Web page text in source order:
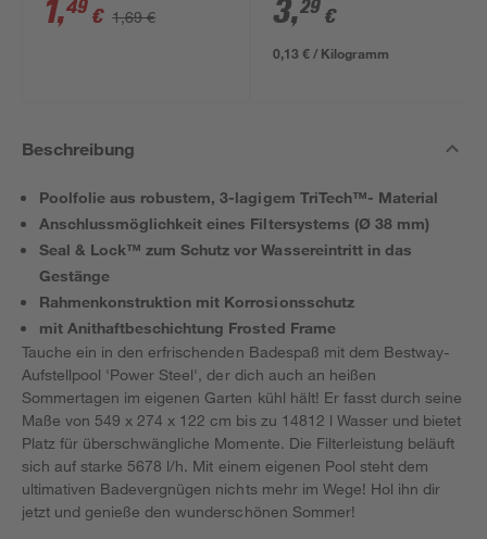
1,49 € 1,69 € 3,29 €
0,13 € / Kilogramm
Beschreibung
Poolfolie aus robustem, 3-lagigem TriTech™- Material
Anschlussmöglichkeit eines Filtersystems (Ø 38 mm)
Seal & Lock™ zum Schutz vor Wassereintritt in das
Gestänge
Rahmenkonstruktion mit Korrosionsschutz
mit Anithaftbeschichtung Frosted Frame
Tauche ein in den erfrischenden Badespaß mit dem Bestway-
Aufstellpool 'Power Steel', der dich auch an heißen
Sommertagen im eigenen Garten kühl hält! Er fasst durch seine
Maße von 549 x 274 x 122 cm bis zu 14812 l Wasser und bietet
Platz für überschwängliche Momente. Die Filterleistung beläuft
sich auf starke 5678 l/h. Mit einem eigenen Pool steht dem
ultimativen Badevergnügen nichts mehr im Wege! Hol ihn dir
jetzt und genieße den wunderschönen Sommer!